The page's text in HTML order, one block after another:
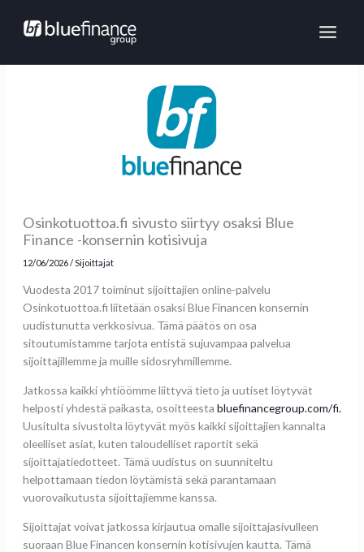
sisältöön
Osinkotuottoa.fi sivusto siirtyy osaksi Blue
Finance -konsernin kotisivuja
12/06/2026/Sijoittajat
Vuodesta 2017 toiminut sijoittajien online-palvelu
Osinkotuottoa.fi liitetään osaksi Blue Financen konsernin
uudistunutta verkkosivua. Tämä päätös on osa
sitoutumistamme tarjota entistä sujuvampaa palvelua
sijoittajillemme ja muille sidosryhmillemme.
Jatkossa kaikki yhtiöömme liittyvä tieto ja uutiset löytyvät
helposti yhdestä paikasta, osoitteesta bluefinancegroup.com/fi.
Uusitulta sivustolta löytyvät myös kaikki sijoittajien kannalta
oleelliset asiat, kuten taloudelliset raportit sekä
sijoittajatiedotteet. Tämä uudistus on suunniteltu
helpottamaan tiedon löytämistä sekä parantamaan
vuorovaikutusta sijoittajiemme kanssa.
Sijoittajat voivat jatkossa kirjautua omalle sijoittajasivulleen
suoraan Blue Financen konsernin kotisivujen kautta. Tämä